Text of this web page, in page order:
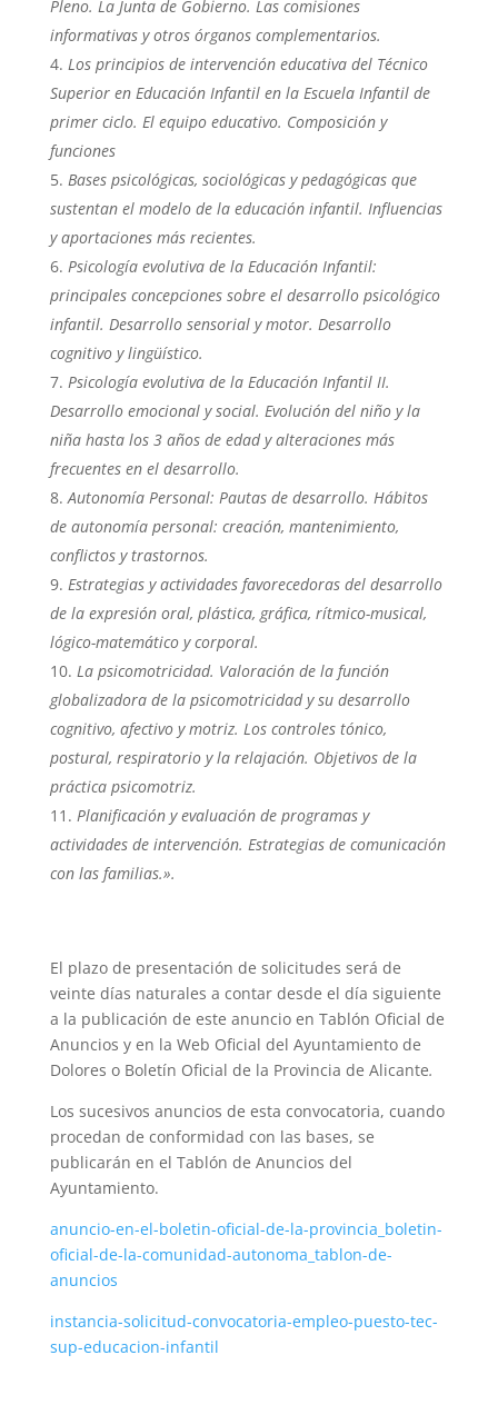
Pleno. La Junta de Gobierno. Las comisiones
informativas y otros órganos complementarios.
Los principios de intervención educativa del Técnico
Superior en Educación Infantil en la Escuela Infantil de
primer ciclo. El equipo educativo. Composición y
funciones
Bases psicológicas, sociológicas y pedagógicas que
sustentan el modelo de la educación infantil. Influencias
y aportaciones más recientes.
Psicología evolutiva de la Educación Infantil:
principales concepciones sobre el desarrollo psicológico
infantil. Desarrollo sensorial y motor. Desarrollo
cognitivo y lingüístico.
Psicología evolutiva de la Educación Infantil II.
Desarrollo emocional y social. Evolución del niño y la
niña hasta los 3 años de edad y alteraciones más
frecuentes en el desarrollo.
Autonomía Personal: Pautas de desarrollo. Hábitos
de autonomía personal: creación, mantenimiento,
conflictos y trastornos.
Estrategias y actividades favorecedoras del desarrollo
de la expresión oral, plástica, gráfica, rítmico-musical,
lógico-matemático y corporal.
La psicomotricidad. Valoración de la función
globalizadora de la psicomotricidad y su desarrollo
cognitivo, afectivo y motriz. Los controles tónico,
postural, respiratorio y la relajación. Objetivos de la
práctica psicomotriz.
Planificación y evaluación de programas y
actividades de intervención. Estrategias de comunicación
con las familias.».
El plazo de presentación de solicitudes será de
veinte días naturales a contar desde el día siguiente
a la publicación de este anuncio en Tablón Oficial de
Anuncios y en la Web Oficial del Ayuntamiento de
Dolores o Boletín Oficial de la Provincia de Alicante.
Los sucesivos anuncios de esta convocatoria, cuando
procedan de conformidad con las bases, se
publicarán en el Tablón de Anuncios del
Ayuntamiento.
anuncio-en-el-boletin-oficial-de-la-provincia_boletin-
oficial-de-la-comunidad-autonoma_tablon-de-
anuncios
instancia-solicitud-convocatoria-empleo-puesto-tec-
sup-educacion-infantil